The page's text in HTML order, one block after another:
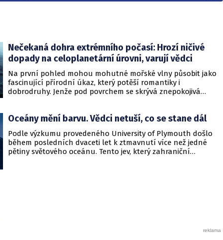
Nečekaná dohra extrémního počasí: Hrozí ničivé
dopady na celoplanetární úrovni, varují vědci
Na první pohled mohou mohutné mořské vlny působit jako
fascinující přírodní úkaz, který potěší romantiky i
dobrodruhy. Jenže pod povrchem se skrývá znepokojivá
proměně. Vlny tam nejen rostou na výšce, ale i nabývají síly a
Oceány mění barvu. Vědci netuší, co se stane dál
Podle výzkumu provedeného University of Plymouth došlo
během posledních dvaceti let k ztmavnutí více než jedné
pětiny světového oceánu. Tento jev, který zahraniční